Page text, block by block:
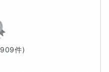
909件)